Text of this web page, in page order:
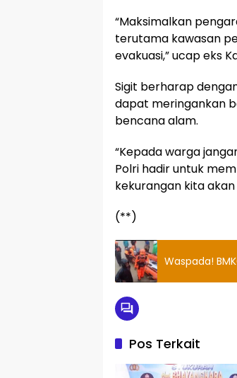
“Maksimalkan
terutama kawasan
evakuasi,” ucap eks
Sigit berharap
dapat meringankan
bencana alam.
“Kepada warga
Polri hadir untuk
kekurangan kita
(**)
Waspada!
Pos Terkait